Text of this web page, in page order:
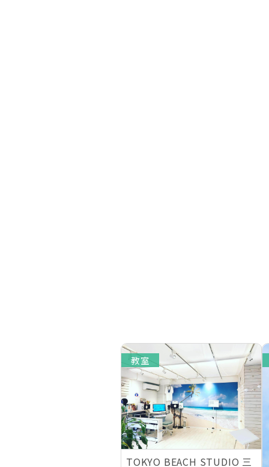
教室
TOKYO BEACH STUDIO 三